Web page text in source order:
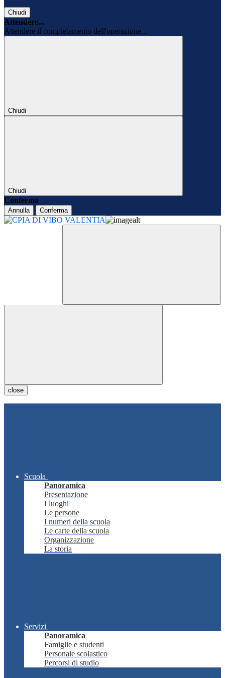
Chiudi
Attendere...
Attendere il completamento dell'operazione...
Chiudi
Chiudi
Conferma
Annulla Conferma
close
Scuola
Panoramica
Presentazione
I luoghi
Le persone
I numeri della scuola
Le carte della scuola
Organizzazione
La storia
Servizi
Panoramica
Famiglie e studenti
Personale scolastico
Percorsi di studio